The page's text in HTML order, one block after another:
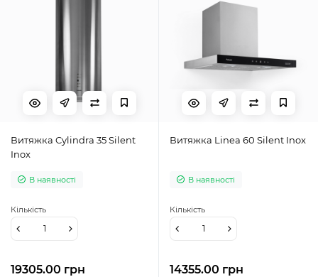
Витяжка Cylindra 35 Silent
Inox
В наявності
19305.00 грн
Кількість
Витяжка Linea 60 Silent Inox
В наявності
14355.00 грн
Кількість